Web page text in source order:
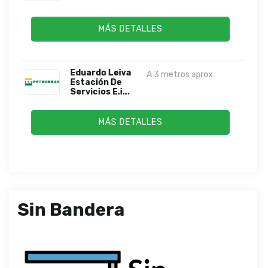
MÁS DETALLES
Eduardo Leiva
Estación De
Servicios E.i...
A 3 metros aprox.
MÁS DETALLES
Sin Bandera